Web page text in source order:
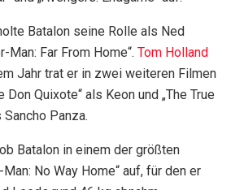
Batalon seine Rolle als Ned
Man: Far From Home“. Tom Holland
Jahr trat er in zwei weiteren Filmen
Don Quixote“ als Keon und „The True
Sancho Panza.
Batalon in einem der größten
No Way Home“ auf, für den er